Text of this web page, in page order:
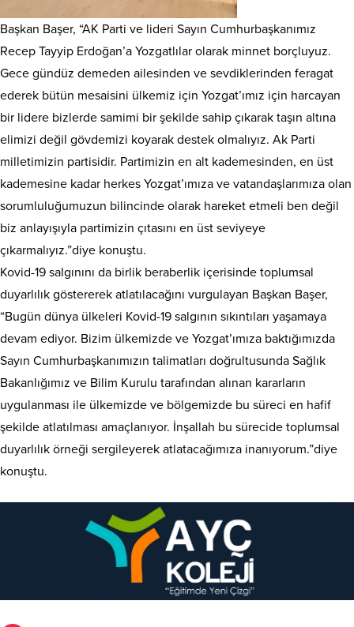
Başkan Başer, “AK Parti ve lideri Sayın Cumhurbaşkanımız
Recep Tayyip Erdoğan’a Yozgatlılar olarak minnet borçluyuz.
Gece gündüz demeden ailesinden ve sevdiklerinden feragat
ederek bütün mesaisini ülkemiz için Yozgat’ımız için harcayan
bir lidere bizlerde samimi bir şekilde sahip çıkarak taşın altına
elimizi değil gövdemizi koyarak destek olmalıyız. Ak Parti
milletimizin partisidir. Partimizin en alt kademesinden, en üst
kademesine kadar herkes Yozgat’ımıza ve vatandaşlarımıza olan
sorumluluğumuzun bilincinde olarak hareket etmeli ben değil
biz anlayışıyla partimizin çıtasını en üst seviyeye
çıkarmalıyız.”diye konuştu.
Kovid-19 salgınını da birlik beraberlik içerisinde toplumsal
duyarlılık göstererek atlatılacağını vurgulayan Başkan Başer,
“Bugün dünya ülkeleri Kovid-19 salgının sıkıntıları yaşamaya
devam ediyor. Bizim ülkemizde ve Yozgat’ımıza baktığımızda
Sayın Cumhurbaşkanımızın talimatları doğrultusunda Sağlık
Bakanlığımız ve Bilim Kurulu tarafından alınan kararların
uygulanması ile ülkemizde ve bölgemizde bu süreci en hafif
şekilde atlatılması amaçlanıyor. İnşallah bu sürecide toplumsal
duyarlılık örneği sergileyerek atlatacağımıza inanıyorum.”diye
konuştu.